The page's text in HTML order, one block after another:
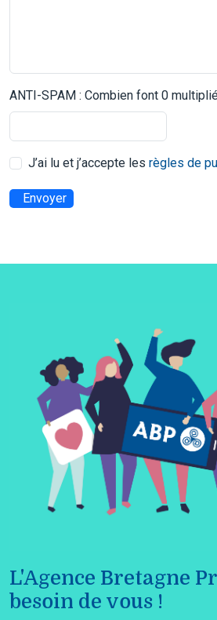
ANTI-SPAM : Combien font 0
J’ai lu et j’accepte les règles de
Envoyer
L'Agence Bretagne
besoin de vous !